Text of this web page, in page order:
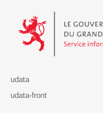
Le Gouvernement du
udata
udata-front